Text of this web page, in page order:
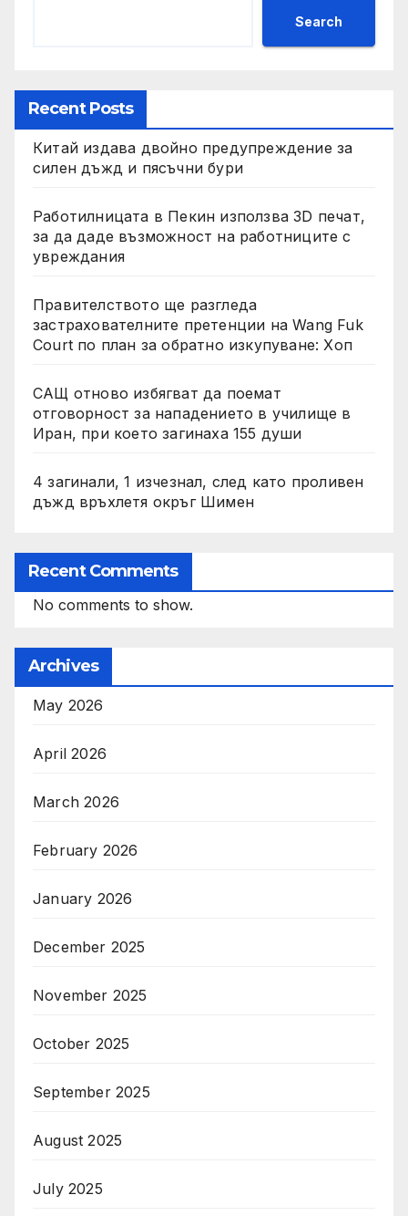
Search
Recent Posts
Китай издава двойно предупреждение за
силен дъжд и пясъчни бури
Работилницата в Пекин използва 3D печат,
за да даде възможност на работниците с
увреждания
Правителството ще разгледа
застрахователните претенции на Wang Fuk
Court по план за обратно изкупуване: Хоп
САЩ отново избягват да поемат
отговорност за нападението в училище в
Иран, при което загинаха 155 души
4 загинали, 1 изчезнал, след като проливен
дъжд връхлетя окръг Шимен
Recent Comments
No comments to show.
Archives
May 2026
April 2026
March 2026
February 2026
January 2026
December 2025
November 2025
October 2025
September 2025
August 2025
July 2025